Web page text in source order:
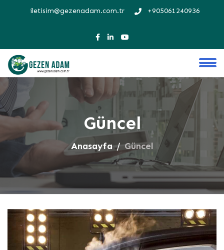
iletisim@gezenadam.com.tr +905061240936
Güncel
Anasayfa Güncel